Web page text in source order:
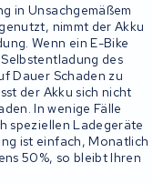
in Unsachgemäßem
nimmt der Akku
Wenn ein E-Bike
des
Dauer Schaden zu
der Akku sich nicht
In wenige Fälle
speziellen Ladegeräte
ist einfach, Monatlich
50%, so bleibt Ihren